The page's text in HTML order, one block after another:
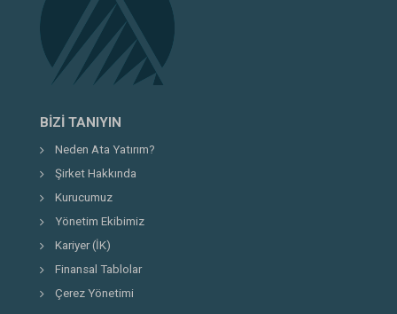
BIZI TANIYIN
Neden Ata Yatırım?
Şirket Hakkında
Kurucumuz
Yönetim Ekibimiz
Kariyer (İK)
Finansal Tablolar
Çerez Yönetimi